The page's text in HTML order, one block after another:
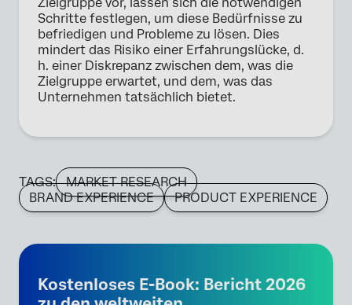
Zielgruppe vor, lassen sich die notwendigen
Schritte festlegen, um diese Bedürfnisse zu
befriedigen und Probleme zu lösen. Dies
mindert das Risiko einer Erfahrungslücke, d.
h. einer Diskrepanz zwischen dem, was die
Zielgruppe erwartet, und dem, was das
Unternehmen tatsächlich bietet.
TAGS:
MARKET RESEARCH
BRAND EXPERIENCE
PRODUCT EXPERIENCE
Kostenloses E-Book: Bericht 2026